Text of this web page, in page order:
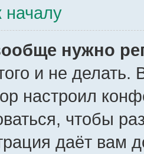
началу
нужно
и не делать.
настроил
чтобы
даёт вам